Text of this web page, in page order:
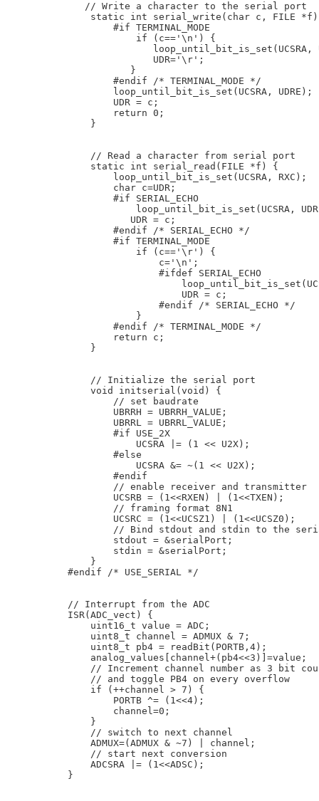
   // Write a character to the serial port
static int serial_write(char c, FILE
        #if TERMINAL_MODE
            if (c=='\n') {
loop_until_bit_is_set(UCSRA,
               UDR='\r';
           }
        #endif /* TERMINAL_MODE */
        loop_until_bit_is_set(UCSRA, UDRE);
        UDR = c;
        return 0;
    }
    // Read a character from serial port
    static int serial_read(FILE *f) {
        loop_until_bit_is_set(UCSRA, RXC);
        char c=UDR;
        #if SERIAL_ECHO
loop_until_bit_is_set(UCSRA,
           UDR = c;
        #endif /* SERIAL_ECHO */
        #if TERMINAL_MODE
            if (c=='\r') {
                c='\n';
                #ifdef SERIAL_ECHO
                    UDR = c;
                #endif /* SERIAL_ECHO */
            }
        #endif /* TERMINAL_MODE */
        return c;
    }
    // Initialize the serial port
    void initserial(void) {
        // set baudrate
        UBRRH = UBRRH_VALUE;
        UBRRL = UBRRL_VALUE;
        #if USE_2X
            UCSRA |= (1 << U2X);
        #else
            UCSRA &= ~(1 << U2X);
        #endif
        // enable receiver and transmitter
        UCSRB = (1<<RXEN) | (1<<TXEN);
        // framing format 8N1
        UCSRC = (1<<UCSZ1) | (1<<UCSZ0);
// Bind stdout and stdin to the
        stdout = &serialPort;
        stdin = &serialPort;
    }
#endif /* USE_SERIAL */
// Interrupt from the ADC
ISR(ADC_vect) {
    uint16_t value = ADC;
    uint8_t channel = ADMUX & 7;
    uint8_t pb4 = readBit(PORTB,4);
    analog_values[channel+(pb4<<3)]=value;
// Increment channel number as 3 bit
    // and toggle PB4 on every overflow
    if (++channel > 7) {
        PORTB ^= (1<<4);
        channel=0;
    }
    // switch to next channel
    ADMUX=(ADMUX & ~7) | channel;
    // start next conversion
    ADCSRA |= (1<<ADSC);
}